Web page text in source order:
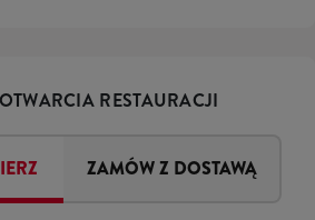
RESTAURACJI
ZAMÓW Z DOSTAWĄ